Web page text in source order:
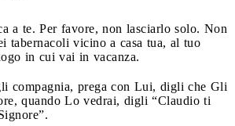
a te. Per favore, non lasciarlo solo. Non
tabernacoli vicino a casa tua, al tuo
in cui vai in vacanza.
compagnia, prega con Lui, digli che Gli
quando Lo vedrai, digli “Claudio ti